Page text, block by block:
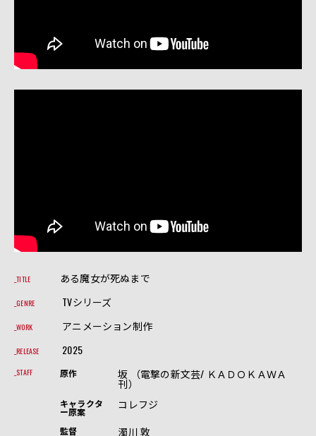
TITLE ある魔女が死ぬまで
GENRE TVシリーズ
WORK アニメーション制作
RELEASE 2025
STAFF 原作 坂 （電撃の新文芸/ ＫＡＤＯＫＡＷＡ
刊）
キャラクタ
ー原案
コレフジ
監督 濁川 敦